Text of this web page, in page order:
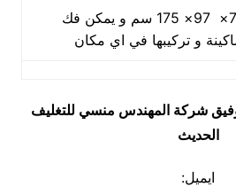
70× 97× 175 سم و يمكن فك
و تركيبها في اي مكان
شركة المهندس منسي للتغليف
الحديث
ايميل: